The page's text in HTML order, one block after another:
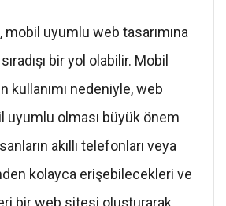
mobil uyumlu web tasarımına
bir yol olabilir. Mobil
kullanımı nedeniyle, web
uyumlu olması büyük önem
akıllı telefonları veya
kolayca erişebilecekleri ve
bir web sitesi oluşturarak